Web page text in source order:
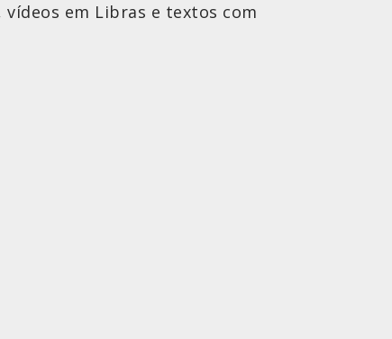
em Libras e textos com